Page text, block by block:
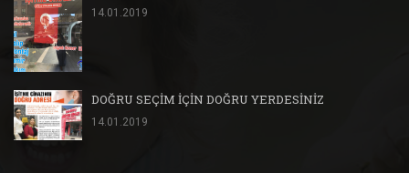
14.01.2019
DOĞRU SEÇİM İÇİN DOĞRU YERDESİNİZ
14.01.2019